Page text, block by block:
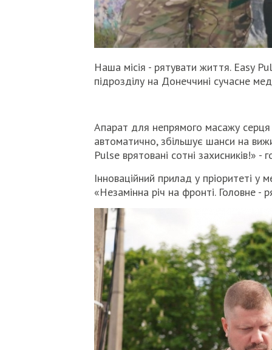
Наша місія - рятувати життя. Easy
підрозділу на Донеччині сучасне
Апарат для непрямого масажу серця
автоматично, збільшує шанси на
Pulse врятовані сотні захисників!» -
Інноваційний прилад у пріоритеті у
«Незамінна річ на фронті. Головне -